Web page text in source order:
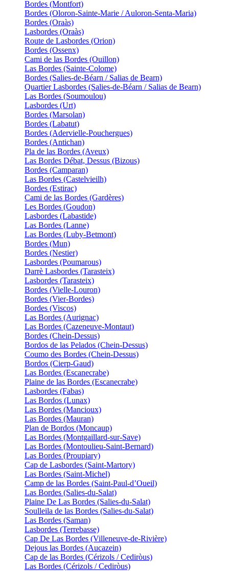
Bordes (Montfort)
Bordes (Oloron-Sainte-Marie / Auloron-Senta-Maria)
Bordes (Oraàs)
Lasbordes (Oraàs)
Route de Lasbordes (Orion)
Bordes (Ossenx)
Cami de las Bordes (Ouillon)
Las Bordes (Sainte-Colome)
Bordes (Salies-de-Béarn / Salias de Bearn)
Quartier Lasbordes (Salies-de-Béarn / Salias de Bearn)
Las Bordes (Soumoulou)
Lasbordes (Urt)
Bordes (Marsolan)
Bordes (Labatut)
Bordes (Adervielle-Pouchergues)
Bordes (Antichan)
Pla de las Bordes (Aveux)
Las Bordes Débat, Dessus (Bizous)
Bordes (Camparan)
Las Bordes (Castelvieilh)
Bordes (Estirac)
Cami de las Bordes (Gardères)
Les Bordes (Goudon)
Lasbordes (Labastide)
Las Bordes (Lanne)
Las Bordes (Luby-Betmont)
Bordes (Mun)
Bordes (Nestier)
Lasbordes (Poumarous)
Darrè Lasbordes (Tarasteix)
Lasbordes (Tarasteix)
Bordes (Vielle-Louron)
Bordes (Vier-Bordes)
Bordes (Viscos)
Las Bordes (Aurignac)
Las Bordes (Cazeneuve-Montaut)
Bordes (Chein-Dessus)
Bordos de las Pelados (Chein-Dessus)
Coumo des Bordes (Chein-Dessus)
Bordos (Cierp-Gaud)
Las Bordes (Escanecrabe)
Plaine de las Bordes (Escanecrabe)
Lasbordes (Fabas)
Las Bordos (Lunax)
Las Bordes (Mancioux)
Las Bordes (Mauran)
Plan de Bordos (Moncaup)
Las Bordes (Montgaillard-sur-Save)
Las Bordes (Montoulieu-Saint-Bernard)
Las Bordes (Proupiary)
Cap de Lasbordes (Saint-Martory)
Las Bordes (Saint-Michel)
Camp de las Bordes (Saint-Paul-d’Oueil)
Las Bordes (Salies-du-Salat)
Plaine De Las Bordes (Salies-du-Salat)
Soulleila de las Bordes (Salies-du-Salat)
Las Bordes (Saman)
Lasbordes (Terrebasse)
Cap De Las Bordes (Villeneuve-de-Rivière)
Dejous las Bordes (Aucazein)
Cap de las Bordes (Cérizols / Cediròus)
Las Bordes (Cérizols / Cediròus)